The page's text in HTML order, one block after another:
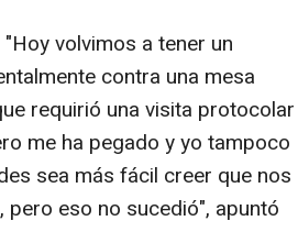
volvimos a tener un
contra una mesa
requirió una visita protocolar
me ha pegado y yo tampoco
sea más fácil creer que nos
eso no sucedió", apuntó